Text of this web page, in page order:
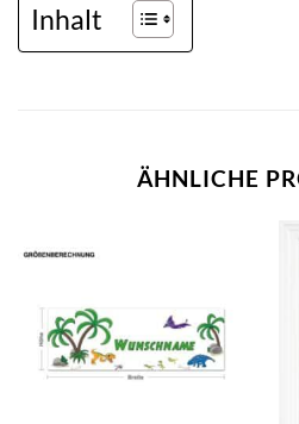
Inhalt
ÄHNLICHE